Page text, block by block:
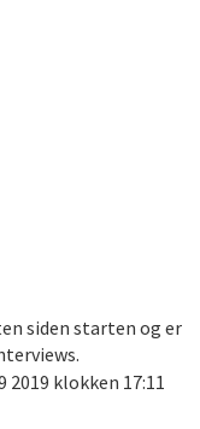
siden starten og er
2019 klokken 17:11